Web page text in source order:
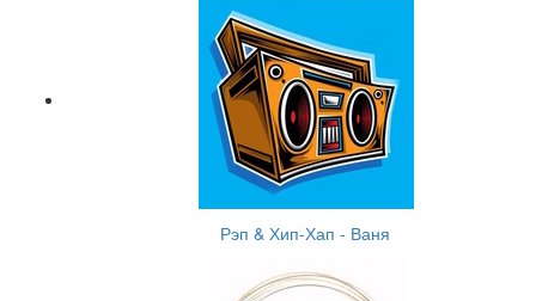
Рэп & Хип-Хап - Ваня